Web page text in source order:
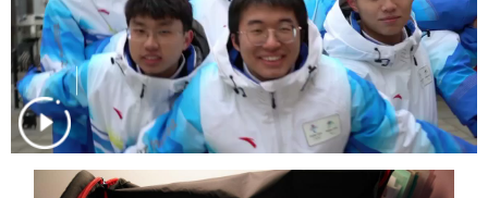
法律 中央文件 金融 汽车
食品 人居 信息化 数字经济
学术中国 乡村振兴 银龄 溯源中国
城市 能源 会展